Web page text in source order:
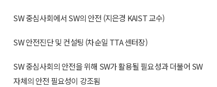
SW 중심사회에서 SW의 안전 (지은경 KAIST 교수)
SW 안전진단 및 컨설팅 (차순일 TTA 센터장)
SW 중심사회의 안전을 위해 SW가 활용될 필요성과 더불어 SW
자체의 안전 필요성이 강조됨